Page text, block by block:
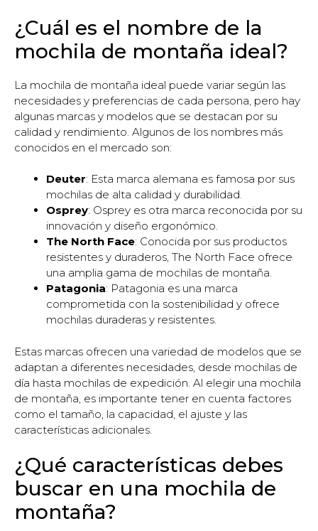
¿Cuál es el nombre de la
mochila de montaña ideal?
La mochila de montaña ideal puede variar según las
necesidades y preferencias de cada persona, pero hay
algunas marcas y modelos que se destacan por su
calidad y rendimiento. Algunos de los nombres más
conocidos en el mercado son:
Deuter: Esta marca alemana es famosa por sus
mochilas de alta calidad y durabilidad.
Osprey: Osprey es otra marca reconocida por su
innovación y diseño ergonómico.
The North Face: Conocida por sus productos
resistentes y duraderos, The North Face ofrece
una amplia gama de mochilas de montaña.
Patagonia: Patagonia es una marca
comprometida con la sostenibilidad y ofrece
mochilas duraderas y resistentes.
Estas marcas ofrecen una variedad de modelos que se
adaptan a diferentes necesidades, desde mochilas de
día hasta mochilas de expedición. Al elegir una mochila
de montaña, es importante tener en cuenta factores
como el tamaño, la capacidad, el ajuste y las
características adicionales.
¿Qué características debes
buscar en una mochila de
montaña?